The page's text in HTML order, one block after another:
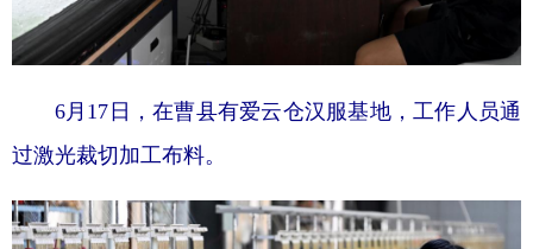
6月17日，在曹县有爱云仓汉服基地，工作人员通
过激光裁切加工布料。